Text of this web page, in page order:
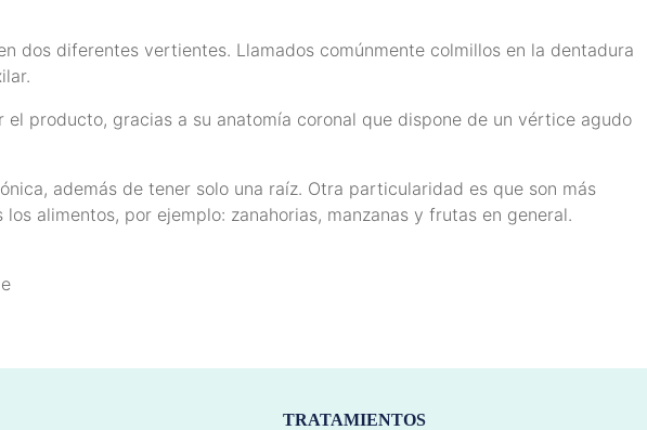
dos diferentes vertientes. Llamados comúnmente colmillos en la dentadura
el producto, gracias a su anatomía coronal que dispone de un vértice agudo
además de tener solo una raíz. Otra particularidad es que son más
alimentos, por ejemplo: zanahorias, manzanas y frutas en general.
TRATAMIENTOS